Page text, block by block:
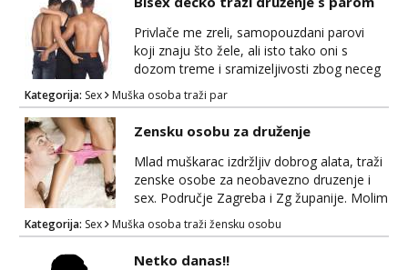
Privlače me zreli, samopouzdani parovi
koji znaju što žele, ali isto tako oni s
dozom treme i sramizeljivosti zbog neceg
novog, kakav sam i sam ponekad. Jako
cijenim humor i komunikativnost, dobar za
opuštanje u bilo cemu. Više od klasike,
zanimaju me dublje razine užitka – igranje
uloga, ostvarivanje fantazija i fetiša- tamo
gdje se pronađemo. Seksualnost za mene
nije nešto što se “odrađuje”,...
Kategorija: Sex Muška osoba traži par
Zensku osobu za druženje
Mlad muškarac izdržljiv dobrog alata, traži
zenske osobe za neobavezno druzenje i
sex. Područje Zagreba i Zg županije. Molim
da mi se javljaju samo ženske osobe,
muškarci i parovi me ne zanimaju. Poruka,
poziv ili WhatsApp 0917339834
Kategorija: Sex Muška osoba traži žensku osobu
Netko danas!!